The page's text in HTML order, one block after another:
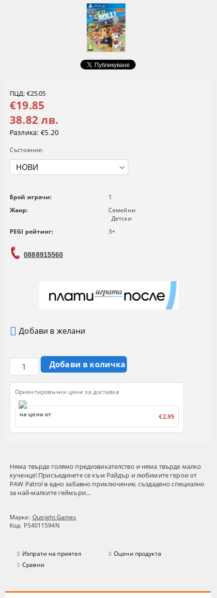
Няма твърде голямо предизвикателство и няма твърде малко
кученце! Присъединете се към Райдър и любимите герои от
PAW Patrol в едно забавно приключение, създадено специално
за най-малките геймъри...
Марка: Outright Games
Код: PS4011594N
Изпрати на приятел
Оцени продукта
Сравни
ПЦД: €25.05
€19.85
38.82 лв.
Разлика: €5.20
Състояние:
Брой играчи:
1
Жанр:
Семейни
Детски
PEGI рейтинг:
3+
0888915560
Добави в желани
Ориентировъчни цени за доставка
на цена от €2.95